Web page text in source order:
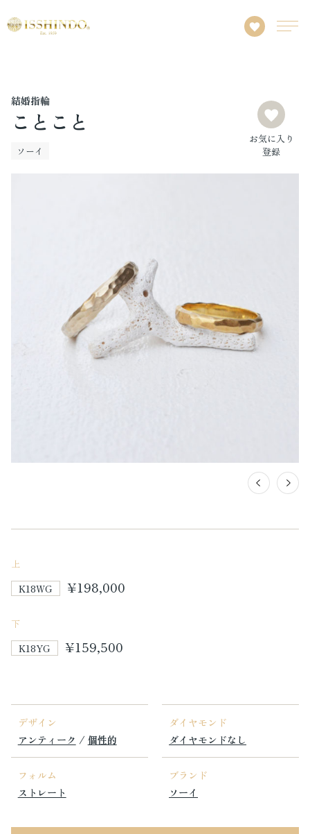
結婚指輪
ことこと
ソーイ
お気に入り
登録
上
K18WG ¥198,000
下
K18YG ¥159,500
デザイン
アンティーク / 個性的
ダイヤモンド
ダイヤモンドなし
フォルム
ストレート
ブランド
ソーイ